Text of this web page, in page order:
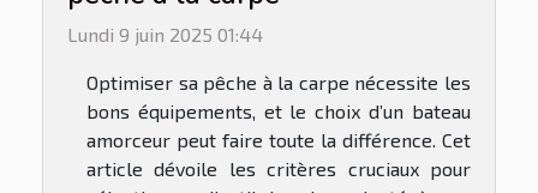
Lundi 9 juin 2025 01:44
Optimiser sa pêche à la carpe nécessite les
bons équipements, et le choix d’un bateau
amorceur peut faire toute la différence. Cet
article dévoile les critères cruciaux pour